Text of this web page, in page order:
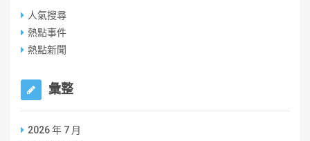
人氣搜尋
熱點事件
熱點新聞
彙整
2026 年 7 月